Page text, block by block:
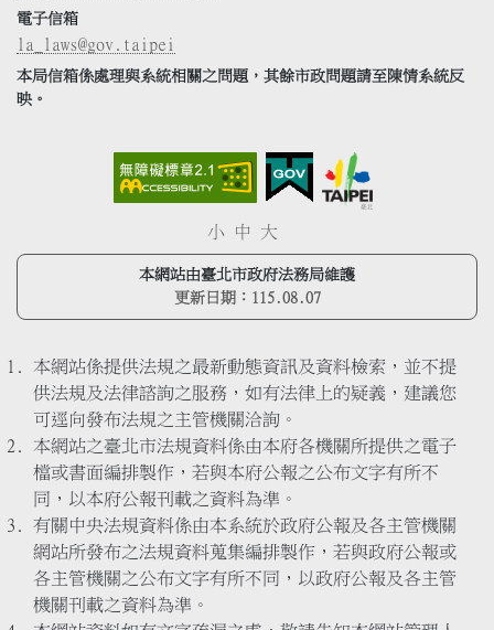
電子信箱
la_laws@gov.taipei
本局信箱係處理與系統相關之問題，其餘市政問題請至陳情系統反
映。
小 中 大
本網站由臺北市政府法務局維護
更新日期： 115.08.07
本網站係提供法規之最新動態資訊及資料檢索，並不提
供法規及法律諮詢之服務，如有法律上的疑義，建議您
可逕向發布法規之主管機關洽詢。
本網站之臺北市法規資料係由本府各機關所提供之電子
檔或書面編排製作，若與本府公報之公布文字有所不
同，以本府公報刊載之資料為準。
有關中央法規資料係由本系統於政府公報及各主管機關
網站所發布之法規資料蒐集編排製作，若與政府公報或
各主管機關之公布文字有所不同，以政府公報及各主管
機關刊載之資料為準。